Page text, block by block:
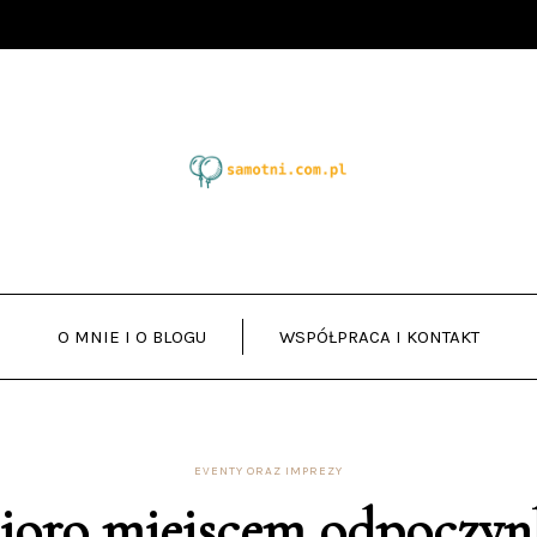
O MNIE I O BLOGU WSPÓŁPRACA I KONTAKT
EVENTY ORAZ IMPREZY